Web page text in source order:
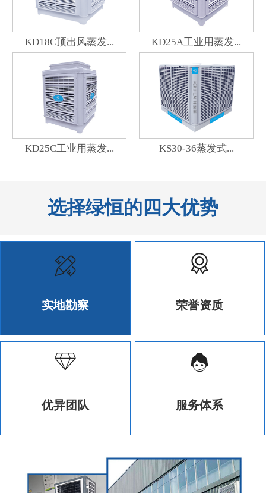
KD18C顶出风蒸发... KD25A工业用蒸发...
KD25C工业用蒸发... KS30-36蒸发式...
选择绿恒的四大优势
实地勘察 荣誉资质
优异团队 服务体系